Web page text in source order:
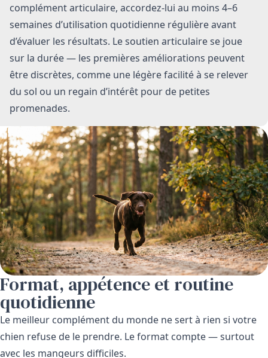
complément articulaire, accordez-lui au moins 4–6
semaines d’utilisation quotidienne régulière avant
d’évaluer les résultats. Le soutien articulaire se joue
sur la durée — les premières améliorations peuvent
être discrètes, comme une légère facilité à se relever
du sol ou un regain d’intérêt pour de petites
promenades.
Format, appétence et routine
quotidienne
Le meilleur complément du monde ne sert à rien si votre
chien refuse de le prendre. Le format compte — surtout
avec les mangeurs difficiles.